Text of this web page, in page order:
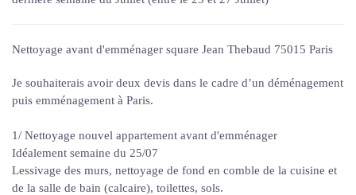
Nettoyage avant d'emménager square Jean Thebaud 75015 Paris
Je souhaiterais avoir deux devis dans le cadre d’un déménagement
puis emménagement à Paris.
1/ Nettoyage nouvel appartement avant d'emménager
Idéalement semaine du 25/07
Lessivage des murs, nettoyage de fond en comble de la cuisine et
de la salle de bain (calcaire), toilettes, sols.